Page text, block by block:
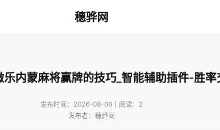
穗骅网
乐内蒙麻将赢牌的技巧_智能辅助插件-胜率
发布时间：2026-08-06｜阅读：2
发布者：穗骅网